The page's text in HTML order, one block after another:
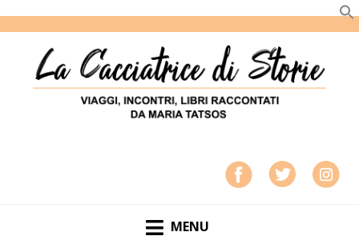
LA CACCIATRICE DI STORIE
VIAGGI, INCONTRI, LIBRI RACCONTATI DA MARIA
TATSOS
MENU